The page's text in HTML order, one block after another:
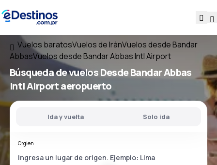
Vuelos baratosVuelos de IránVuelos desde Bandar
AbbasVuelos desde Bandar Abbas Intl Airport
Búsqueda de vuelosDesdeBandar Abbas
Intl Airportaeropuerto
Ida y vuelta Solo ida
Orgien